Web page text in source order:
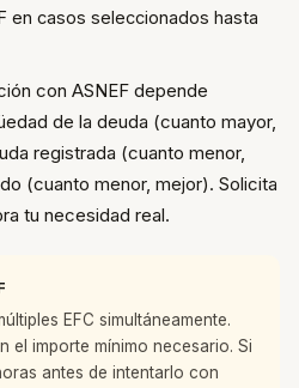
en casos seleccionados hasta
con ASNEF depende
de la deuda (cuanto mayor,
registrada (cuanto menor,
(cuanto menor, mejor). Solicita
tu necesidad real.
EFC simultáneamente.
el importe mínimo necesario. Si
antes de intentarlo con